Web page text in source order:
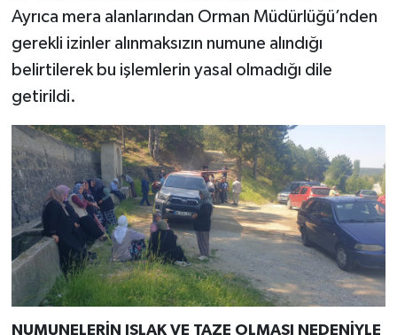
Ayrıca mera alanlarından Orman Müdürlüğü’nden
gerekli izinler alınmaksızın numune alındığı
belirtilerek bu işlemlerin yasal olmadığı dile
getirildi.
NUMUNELERİN ISLAK VE TAZE OLMASI NEDENİYLE